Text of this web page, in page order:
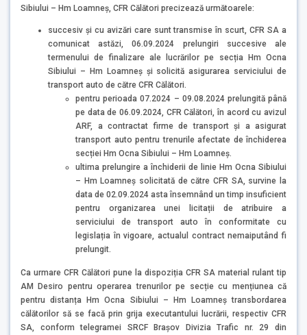
Sibiului – Hm Loamneș, CFR Călători precizează următoarele:
succesiv și cu avizări care sunt transmise în scurt, CFR SA a
comunicat astăzi, 06.09.2024 prelungiri succesive ale
termenului de finalizare ale lucrărilor pe secția Hm Ocna
Sibiului – Hm Loamneș și solicită asigurarea serviciului de
transport auto de către CFR Călători.
pentru perioada 07.2024 – 09.08.2024 prelungită până
pe data de 06.09.2024, CFR Călători, în acord cu avizul
ARF, a contractat firme de transport și a asigurat
transport auto pentru trenurile afectate de închiderea
secției Hm Ocna Sibiului – Hm Loamneș.
ultima prelungire a închiderii de linie Hm Ocna Sibiului
– Hm Loamneș solicitată de către CFR SA, survine la
data de 02.09.2024 asta însemnând un timp insuficient
pentru organizarea unei licitații de atribuire a
serviciului de transport auto în conformitate cu
legislația în vigoare, actualul contract nemaiputând fi
prelungit.
Ca urmare CFR Călători pune la dispoziția CFR SA material rulant tip
AM Desiro pentru operarea trenurilor pe secție cu mențiunea că
pentru distanța Hm Ocna Sibiului – Hm Loamneș transbordarea
călătorilor să se facă prin grija executantului lucrării, respectiv CFR
SA, conform telegramei SRCF Brașov Divizia Trafic nr. 29 din